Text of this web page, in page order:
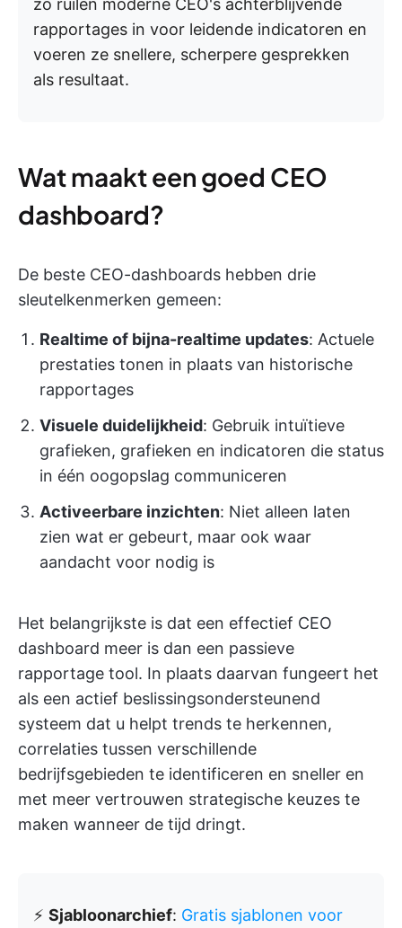
zo ruilen moderne CEO's achterblijvende
rapportages in voor leidende indicatoren en
voeren ze snellere, scherpere gesprekken
als resultaat.
Wat maakt een goed CEO
dashboard?
De beste CEO-dashboards hebben drie
sleutelkenmerken gemeen:
Realtime of bijna-realtime updates: Actuele
prestaties tonen in plaats van historische
rapportages
Visuele duidelijkheid: Gebruik intuïtieve
grafieken, grafieken en indicatoren die status
in één oogopslag communiceren
Activeerbare inzichten: Niet alleen laten
zien wat er gebeurt, maar ook waar
aandacht voor nodig is
Het belangrijkste is dat een effectief CEO
dashboard meer is dan een passieve
rapportage tool. In plaats daarvan fungeert het
als een actief beslissingsondersteunend
systeem dat u helpt trends te herkennen,
correlaties tussen verschillende
bedrijfsgebieden te identificeren en sneller en
met meer vertrouwen strategische keuzes te
maken wanneer de tijd dringt.
⚡️ Sjabloonarchief: Gratis sjablonen voor